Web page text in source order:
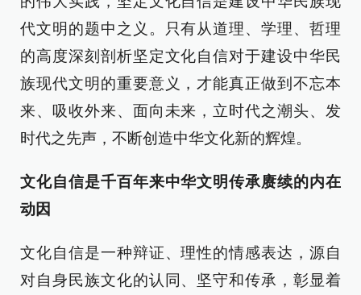
代文明的题中之义。只有从道理、学理、哲理
的高度深刻剖析坚定文化自信对于建设中华民
族现代文明的重要意义，才能真正做到不忘本
来、吸收外来、面向未来，立时代之潮头、发
时代之先声，不断创造中华文化新的辉煌。
文化自信是千百年来中华文明传承赓续的内在
动因
文化自信是一种辩证、理性的情感表达，源自
对自身民族文化的认同、坚守和传承，彰显着